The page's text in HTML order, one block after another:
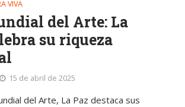
VIVA
del Arte: La
su riqueza
15 de abril de 2025
del Arte, La Paz destaca sus